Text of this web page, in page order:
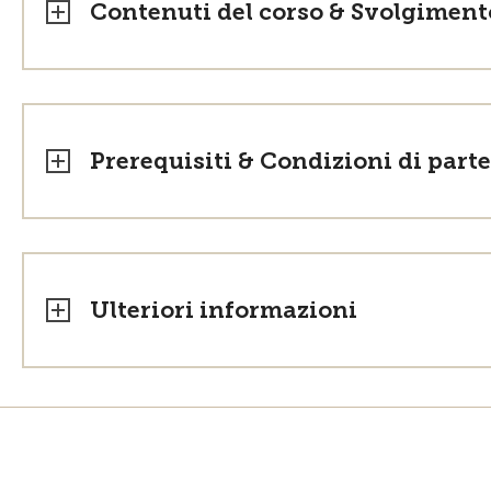
Contenuti del corso &
Prerequisiti & Condizioni di
Ulteriori informazioni